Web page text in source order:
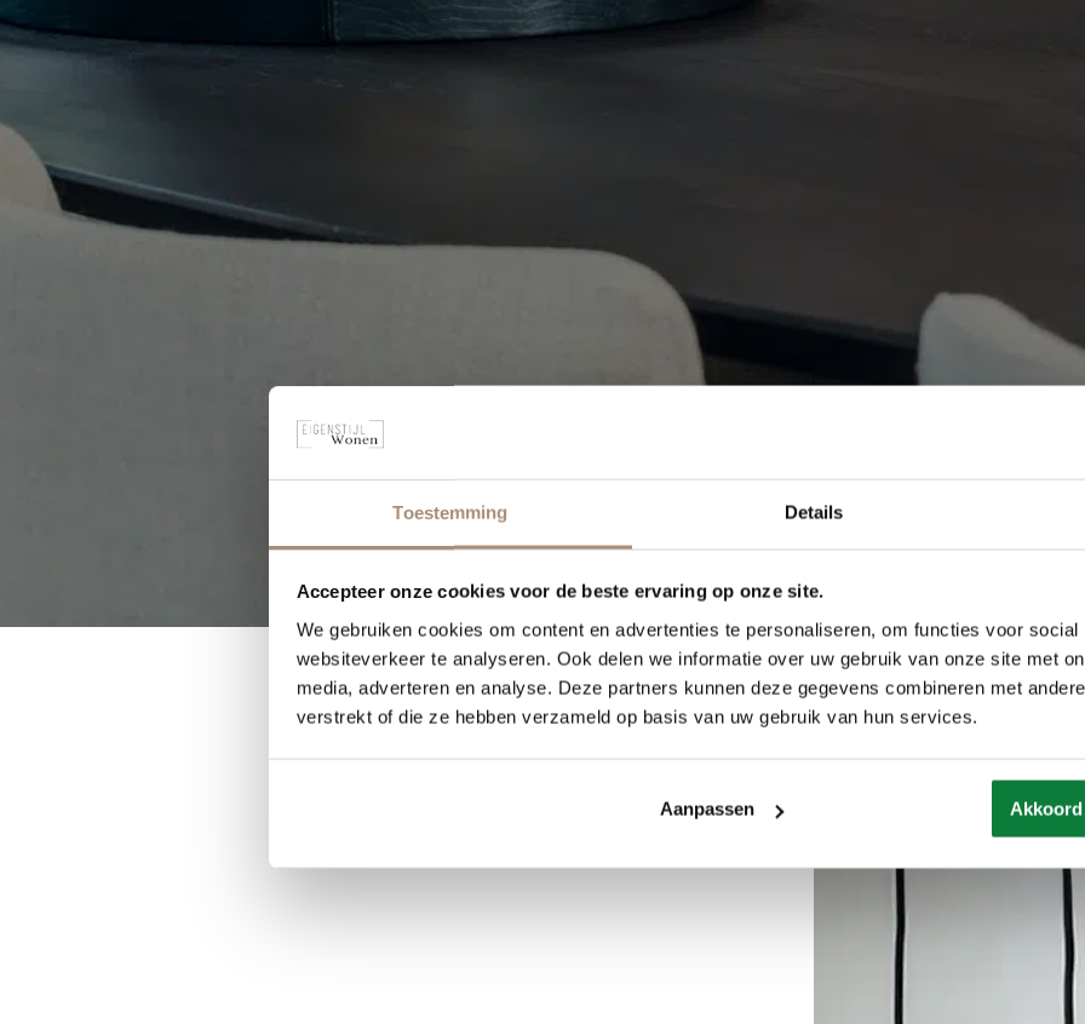
Toestemming Details
Accepteer onze cookies voor de beste ervaring op onze site.
We gebruiken cookies om content en advertenties te personaliseren, om functies voor
websiteverkeer te analyseren. Ook delen we informatie over uw gebruik van onze site met
media, adverteren en analyse. Deze partners kunnen deze gegevens combineren met
verstrekt of die ze hebben verzameld op basis van uw gebruik van hun services.
Aanpassen Akkoord